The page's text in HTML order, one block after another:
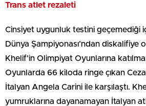
Trans atlet rezaleti
Cinsiyet uygunluk testini geçemediği
Dünya Şampiyonası’ndan diskalifiye
Khelif’in Olimpiyat Oyunlarına
Oyunlarda 66 kiloda ringe çıkan
İtalyan Angela Carini ile karşılaştı.
yumruklarına dayanamayan İtalyan